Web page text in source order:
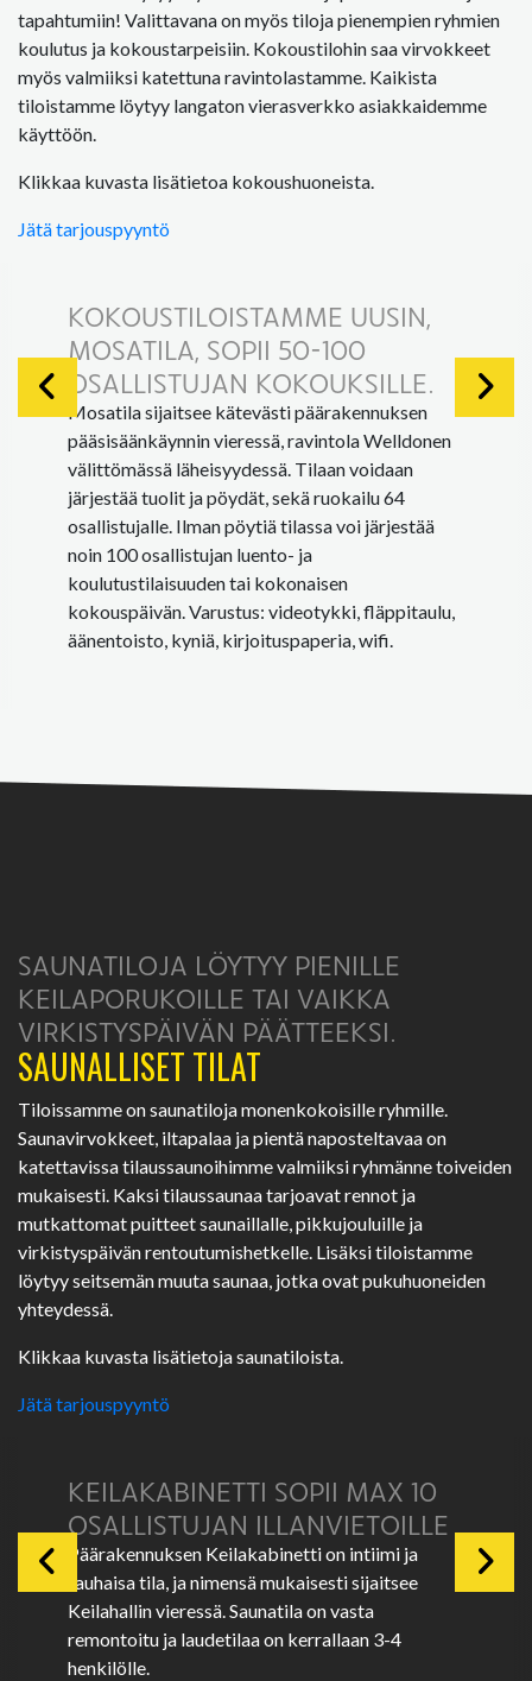
tapahtumiin! Valittavana on myös tiloja pienempien ryhmien
koulutus ja kokoustarpeisiin. Kokoustilohin saa virvokkeet
myös valmiiksi katettuna ravintolastamme. Kaikista
tiloistamme löytyy langaton vierasverkko asiakkaidemme
käyttöön.
Klikkaa kuvasta lisätietoa kokoushuoneista.
Jätä tarjouspyyntö
KOKOUSTILOISTAMME UUSIN,
MOSATILA, SOPII 50-100
OSALLISTUJAN KOKOUKSILLE.
Mosatila sijaitsee kätevästi päärakennuksen
pääsisäänkäynnin vieressä, ravintola Welldonen
välittömässä läheisyydessä. Tilaan voidaan
järjestää tuolit ja pöydät, sekä ruokailu 64
osallistujalle. Ilman pöytiä tilassa voi järjestää
noin 100 osallistujan luento- ja
koulutustilaisuuden tai kokonaisen
kokouspäivän. Varustus: videotykki, fläppitaulu,
äänentoisto, kyniä, kirjoituspaperia, wifi.
SAUNATILOJA LÖYTYY PIENILLE
KEILAPORUKOILLE TAI VAIKKA
VIRKISTYSPÄIVÄN PÄÄTTEEKSI.
SAUNALLISET TILAT
Tiloissamme on saunatiloja monenkokoisille ryhmille.
Saunavirvokkeet, iltapalaa ja pientä naposteltavaa on
katettavissa tilaussaunoihimme valmiiksi ryhmänne toiveiden
mukaisesti. Kaksi tilaussaunaa tarjoavat rennot ja
mutkattomat puitteet saunaillalle, pikkujouluille ja
virkistyspäivän rentoutumishetkelle. Lisäksi tiloistamme
löytyy seitsemän muuta saunaa, jotka ovat pukuhuoneiden
yhteydessä.
Klikkaa kuvasta lisätietoja saunatiloista.
Jätä tarjouspyyntö
KEILAKABINETTI SOPII MAX 10
OSALLISTUJAN ILLANVIETOILLE
Päärakennuksen Keilakabinetti on intiimi ja
rauhaisa tila, ja nimensä mukaisesti sijaitsee
Keilahallin vieressä. Saunatila on vasta
remontoitu ja laudetilaa on kerrallaan 3-4
henkilölle.